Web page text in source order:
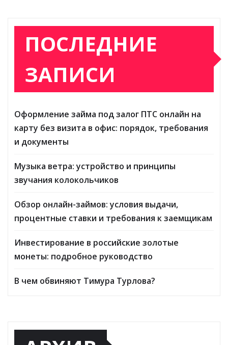
ПОСЛЕДНИЕ
ЗАПИСИ
Оформление займа под залог ПТС онлайн на
карту без визита в офис: порядок, требования
и документы
Музыка ветра: устройство и принципы
звучания колокольчиков
Обзор онлайн-займов: условия выдачи,
процентные ставки и требования к заемщикам
Инвестирование в российские золотые
монеты: подробное руководство
В чем обвиняют Тимура Турлова?